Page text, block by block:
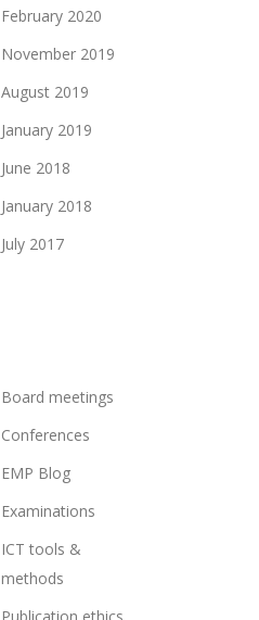
February 2020
November 2019
August 2019
January 2019
June 2018
January 2018
July 2017
Board meetings
Conferences
EMP Blog
Examinations
ICT tools &
methods